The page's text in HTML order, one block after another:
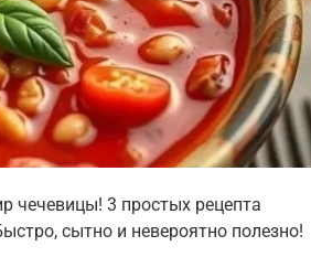
чечевицы! 3 простых рецепта
сытно и невероятно полезно!